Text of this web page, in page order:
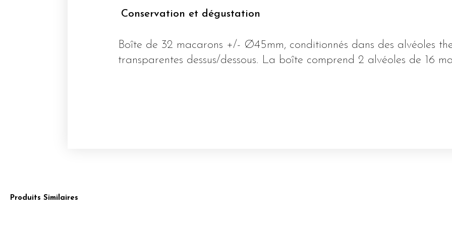
Conservation et dégustation
Boîte de 32 macarons +/- Ø45mm, conditionnés dans des alvéoles
transparentes dessus/dessous. La boîte comprend 2 alvéoles de 16
Produits Similaires